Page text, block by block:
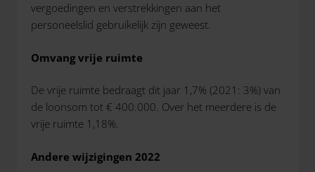
vergoedingen en verstrekkingen aan het
personeelslid gebruikelijk zijn geweest.
Omvang vrije ruimte
De vrije ruimte bedraagt dit jaar 1,7% (2021: 3%) van
de loonsom tot € 400.000. Over het meerdere is de
vrije ruimte 1,18%.
Andere wijzigingen 2022